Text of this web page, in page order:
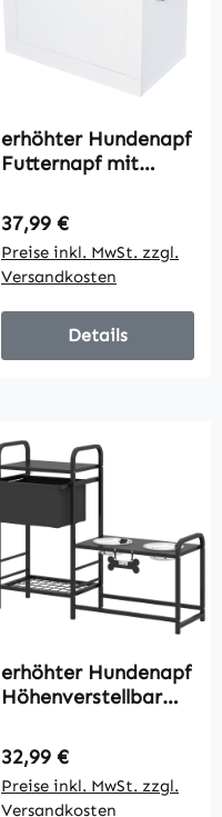
erhöhter Hundenapf
Futternapf mit
Wassernapf 2 x
2000ml
Edelstahlnäpfen
Hundenäpfe
Fressnapf
Futterstation für
Hunde Katzen Weiß
Regulärer Preis:
37,99 €
Preise inkl. MwSt. zzgl.
Versandkosten
Details
erhöhter Hundenapf
Höhenverstellbar
Stauraum
Wassernapf 2 x
800ml
Regulärer Preis:
32,99 €
Preise inkl. MwSt. zzgl.
Versandkosten